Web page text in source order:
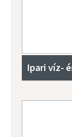
Ipari víz-